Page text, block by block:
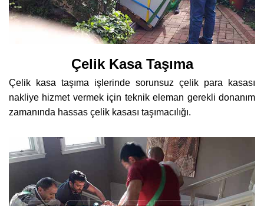
Çelik Kasa Taşıma
Çelik kasa taşıma işlerinde sorunsuz çelik para kasası
nakliye hizmet vermek için teknik eleman gerekli donanım
zamanında hassas çelik kasası taşımacılığı.